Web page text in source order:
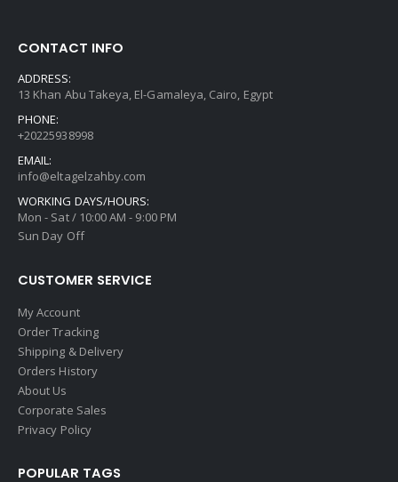
CONTACT INFO
ADDRESS:
13 Khan Abu Takeya, El-Gamaleya, Cairo, Egypt
PHONE:
+20225938998
EMAIL:
info@eltagelzahby.com
WORKING DAYS/HOURS:
Mon - Sat / 10:00 AM - 9:00 PM
Sun Day Off
CUSTOMER SERVICE
My Account
Order Tracking
Shipping & Delivery
Orders History
About Us
Corporate Sales
Privacy Policy
POPULAR TAGS